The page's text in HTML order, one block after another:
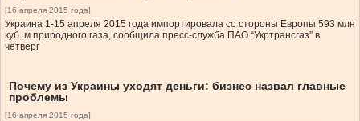
[16 апреля 2015 года]
Украина 1-15 апреля 2015 года импортировала со стороны Европы 593 млн
куб. м природного газа, сообщила пресс-служба ПАО “Укртрансгаз” в
четверг
Почему из Украины уходят деньги: бизнес назвал главные
проблемы
[16 апреля 2015 года]